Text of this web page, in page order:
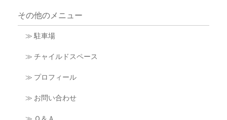
その他のメニュー
≫ 駐車場
≫ チャイルドスペース
≫ プロフィール
≫ お問い合わせ